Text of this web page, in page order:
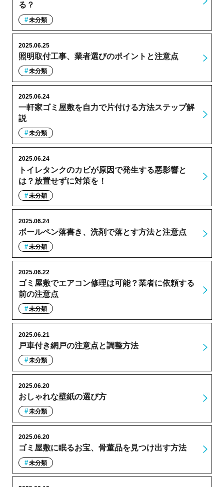
る？
未分類
照明取付工事、業者選びのポイントと注意点
2025.06.25
未分類
一軒家ゴミ屋敷を自力で片付ける方法ステップ解
説
2025.06.24
未分類
トイレタンクのカビが原因で発生する悪影響と
は？放置せずに対策を！
2025.06.24
未分類
ボールペン落書き、洗剤で落とす方法と注意点
2025.06.24
未分類
ゴミ屋敷でエアコン修理は可能？業者に依頼する
前の注意点
2025.06.22
未分類
戸車付き網戸の注意点と調整方法
2025.06.21
未分類
おしゃれな壁紙の選び方
2025.06.20
未分類
ゴミ屋敷に眠るお宝、骨董品を見つけ出す方法
2025.06.20
未分類